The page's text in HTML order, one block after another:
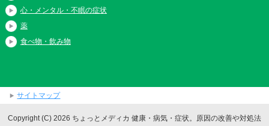
心・メンタル・不眠の症状
薬
食べ物・飲み物
サイトマップ
Copyright (C) 2026 ちょっとメディカ 健康・病気・症状。原因の改善や対処法